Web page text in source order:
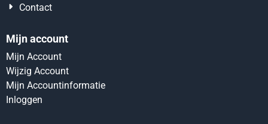
Contact
Mijn account
Mijn Account
Wijzig Account
Mijn Accountinformatie
Inloggen